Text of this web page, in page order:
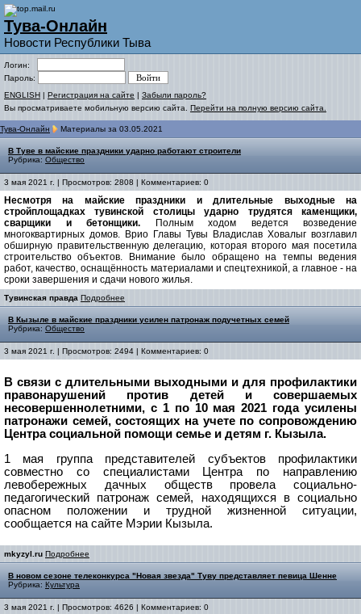
Тува-Онлайн
Новости Республики Тыва
Логин:
Пароль:
ENGLISH | Регистрация на сайте | Забыли пароль?
Вы просматриваете мобильную версию сайта. Перейти на полную версию сайта.
Тува-Онлайн Материалы за 03.05.2021
В Туве в майские праздники ударно работают строители
Рубрика: Общество
3 мая 2021 г. | Просмотров: 2808 | Комментариев: 0
Несмотря на майские праздники и длительные выходные на
стройплощадках тувинской столицы ударно трудятся каменщики,
сварщики и бетонщики. Полным ходом ведется возведение
многоквартирных домов. Врио Главы Тувы Владислав Ховалыг возглавил
обширную правительственную делегацию, которая второго мая посетила
строительство объектов. Внимание было обращено на темпы ведения
работ, качество, оснащённость материалами и спецтехникой, а главное - на
сроки завершения и сдачи нового жилья.
Тувинская правда Подробнее
В Кызыле в майские праздники усилен патронаж подучетных семей
Рубрика: Общество
3 мая 2021 г. | Просмотров: 2494 | Комментариев: 0
В связи с длительными выходными и для профилактики
правонарушений против детей и совершаемых
несовершеннолетними, с 1 по 10 мая 2021 года усилены
патронажи семей, состоящих на учете по сопровождению
Центра социальной помощи семье и детям г. Кызыла.
1 мая группa представителей субъектов профилактики
совместно со специалистами Центра по направлению
левобережных дачных обществ провела социально-
педагогический патронаж семей, находящихся в социально
опасном положении и трудной жизненной ситуации,
сообщается на сайте Мэрии Кызыла.
mkyzyl.ru Подробнее
В новом сезоне телеконкурса "Новая звезда" Туву представляет певица Шенне
Рубрика: Культура
3 мая 2021 г. | Просмотров: 4626 | Комментариев: 0